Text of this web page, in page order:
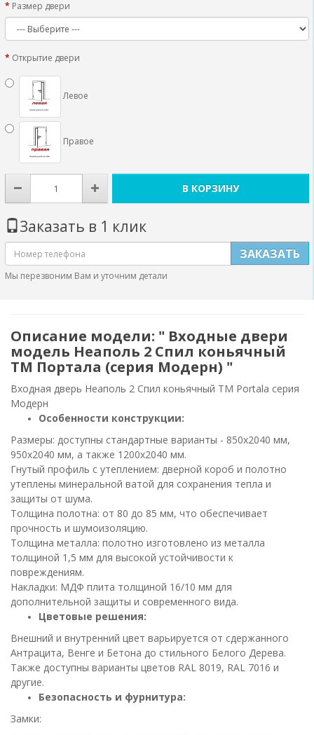
Размер двери
Открытие двери
Левое
Правое
В КОРЗИНУ
Заказать в 1 клик
ЗАКАЗАТЬ
Мы перезвоним Вам и уточним детали
Описание модели: " Входные двери
модель Неаполь 2 Спил коньячный
ТМ Портала (серия Модерн) "
Входная дверь Неаполь 2 Спил коньячный ТМ Portala серия
Модерн
Особенности конструкции:
Размеры: доступны стандартные варианты - 850х2040 мм,
950х2040 мм, а также 1200х2040 мм.
Гнутый профиль с утеплением: дверной короб и полотно
утеплены минеральной ватой для сохранения тепла и
защиты от шума.
Толщина полотна: от 80 до 85 мм, что обеспечивает
прочность и шумоизоляцию.
Толщина металла: полотно изготовлено из металла
толщиной 1,5 мм для высокой устойчивости к
повреждениям.
Накладки: МДФ плита толщиной 16/10 мм для
дополнительной защиты и современного вида.
Цветовые решения:
Внешний и внутренний цвет варьируется от сдержанного
Антрацита, Венге и Бетона до стильного Белого Дерева.
Также доступны варианты цветов RAL 8019, RAL 7016 и
другие.
Безопасность и фурнитура:
Замки: